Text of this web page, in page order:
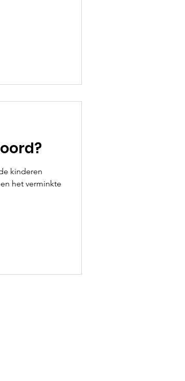
kinderen
het verminkte